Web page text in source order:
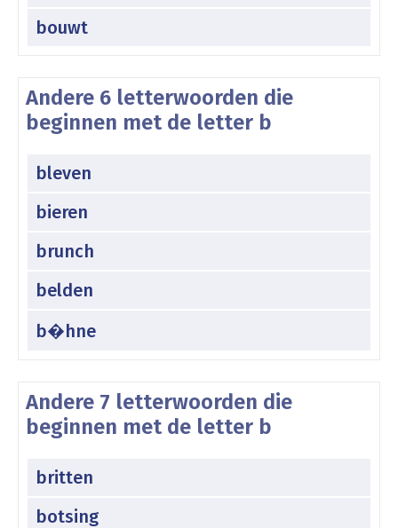
bouwt
Andere 6 letterwoorden die
beginnen met de letter b
bleven
bieren
brunch
belden
b�hne
Andere 7 letterwoorden die
beginnen met de letter b
britten
botsing